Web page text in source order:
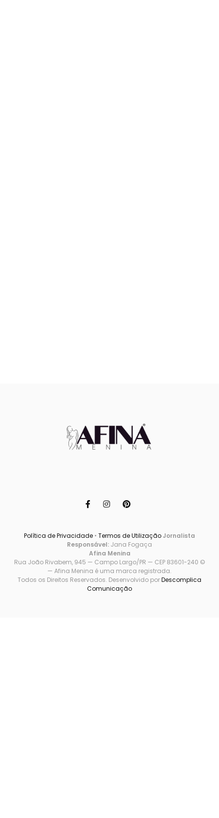
Política de Privacidade • Termos de UtilizaçãoJornalista
Responsável: Jana Fogaça
Afina Menina
Rua João Rivabem, 945 — Campo Largo/PR — CEP 83601-240 ©
— Afina Menina é uma marca registrada.
Todos os Direitos Reservados. Desenvolvido porDescomplica
Comunicação